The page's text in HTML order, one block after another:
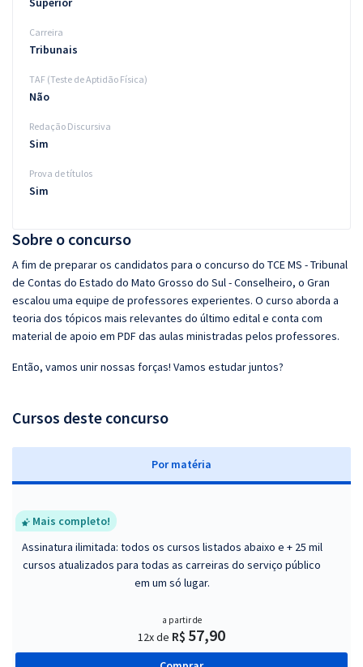
Sobre o concurso
A fim de preparar os candidatos para o concurso do TCE MS - Tribunal
de Contas do Estado do Mato Grosso do Sul - Conselheiro, o Gran
escalou uma equipe de professores experientes. O curso aborda a
teoria dos tópicos mais relevantes do último edital e conta com
material de apoio em PDF das aulas ministradas pelos professores.
Então, vamos unir nossas forças! Vamos estudar juntos?
Cursos deste concurso
Por matéria
Mais completo!
Assinatura ilimitada: todos os cursos listados abaixo e + 25 mil
cursos atualizados para todas as carreiras do serviço público
em um só lugar.
a partir de
12x de R$ 57,90
Carreira
Tribunais
TAF (Teste de Aptidão Física)
Não
Redação Discursiva
Sim
Prova de títulos
Sim